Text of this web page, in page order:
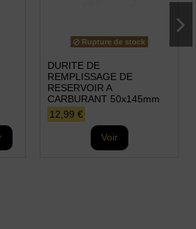
Rupture de stock
DURITE DE
REMPLISSAGE DE
RESERVOIR A
CARBURANT 50x145mm
12,99 €
Voir